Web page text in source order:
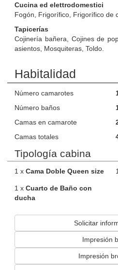
Cucina ed elettrodomestici
Fogón, Frigorífico, Frigorífico de
Tapicerías
Cojinería bañera, Cojines de
asientos, Mosquiteras, Toldo.
Habitalidad
Número camarotes
Número baños
Camas en camarote
Camas totales
Tipología cabina
1 x Cama Doble Queen size
1 x Cuarto de Baño con
ducha
Solicitar
Impresión
Impresión